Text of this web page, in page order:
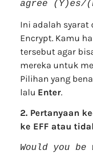
agree (Y)es/
Ini adalah syarat
Encrypt. Kamu
tersebut agar
mereka untuk
Pilihan yang
lalu Enter.
2. Pertanyaan
ke EFF atau
Would you